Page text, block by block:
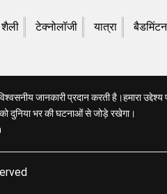
टेक्नोलॉजी यात्रा बैडमिंटन
जानकारी प्रदान करती है।हमारा
दुनिया भर की घटनाओं से जोड़े रखेगा।